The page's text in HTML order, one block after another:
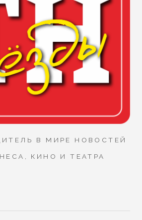
В МИРЕ НОВОСТЕЙ
КИНО И ТЕАТРА